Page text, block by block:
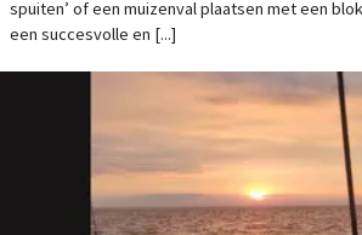
spuiten’ of een muizenval plaatsen met een
een succesvolle en [...]